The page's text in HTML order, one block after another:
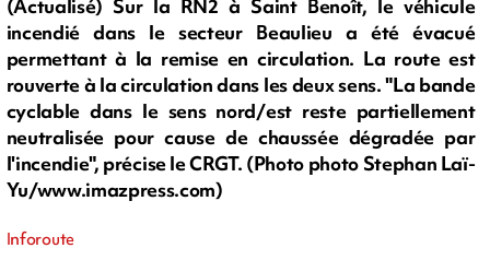
(Actualisé) Sur la RN2 à Saint Benoît, le véhicule
incendié dans le secteur Beaulieu a été évacué
permettant à la remise en circulation. La route est
rouverte à la circulation dans les deux sens. "La bande
cyclable dans le sens nord/est reste partiellement
neutralisée pour cause de chaussée dégradée par
l'incendie", précise le CRGT. (Photo photo Stephan Laï-
Yu/www.imazpress.com)
Inforoute